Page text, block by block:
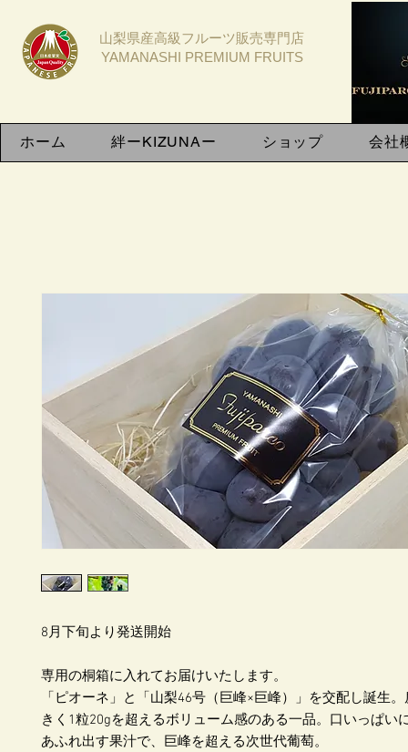
​山梨県産高級フルーツ販売専門店
YAMANASHI PREMIUM FRUIT​S
ホーム 絆ーKIZUNAー ショップ 会社
8月下旬より発送開始
専用の桐箱に入れてお届けいたします。
「ピオーネ」と「山梨46号（巨峰×巨峰）」を交配し誕生
きく1粒20gを超えるボリューム感のある一品。口いっぱい
あふれ出す果汁で、巨峰を超える次世代葡萄。